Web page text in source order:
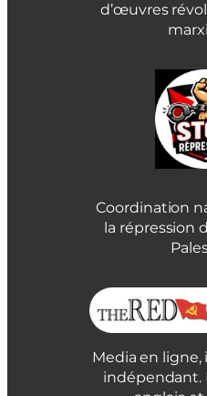
d’œuvres
Coordination
la répression
Media en
indépendant.